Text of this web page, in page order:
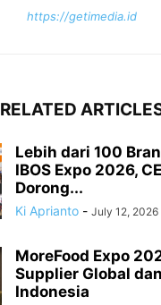
https://getimedia.id
RELATED
Lebih dari 100
IBOS Expo 2026,
Dorong...
Ki Aprianto - July 12, 2026
MoreFood Expo
Supplier Global
Indonesia